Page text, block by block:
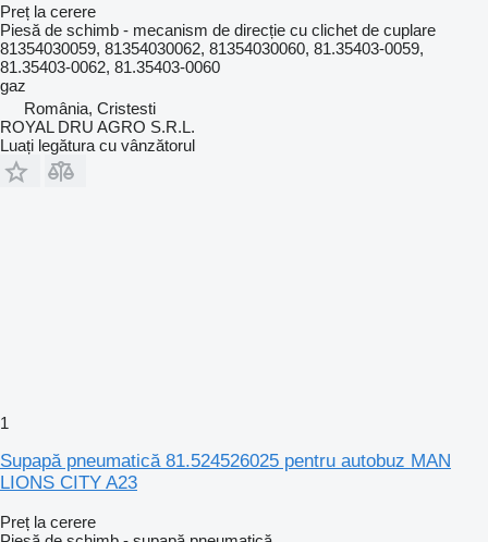
Preț la cerere
Piesă de schimb - mecanism de direcție cu clichet de cuplare
81354030059, 81354030062, 81354030060, 81.35403-0059,
81.35403-0062, 81.35403-0060
gaz
România, Cristesti
ROYAL DRU AGRO S.R.L.
Luați legătura cu vânzătorul
1
Supapă pneumatică 81.524526025 pentru autobuz MAN
LIONS CITY A23
Preț la cerere